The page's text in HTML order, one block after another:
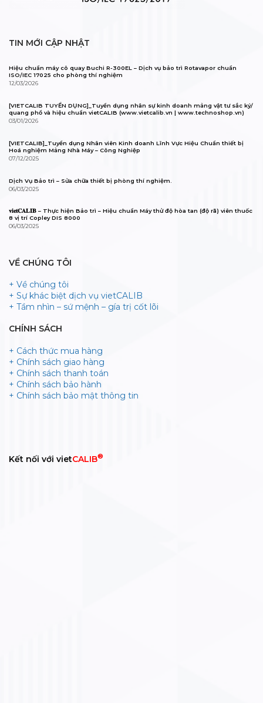
TIN MỚI CẬP NHẬT
Hiệu chuẩn máy cô quay Buchi R-300EL – Dịch vụ bảo trì Rotavapor chuẩn
ISO/IEC 17025 cho phòng thí nghiệm
12/03/2026
[VIETCALIB TUYỂN DỤNG]_Tuyển dụng nhân sự kinh doanh mảng vật tư sắc ký/
quang phổ và hiệu chuẩn vietCALIB (www.vietcalib.vn | www.technoshop.vn)
03/01/2026
[VIETCALIB]_Tuyển dụng Nhân viên Kinh doanh Lĩnh Vực Hiệu Chuẩn thiết bị
Hoá nghiệm Mảng Nhà Máy – Công Nghiệp
07/12/2025
Dịch Vụ Bảo trì – Sửa chữa thiết bị phòng thí nghiệm.
06/03/2025
𝐯𝐢𝐞𝐭𝐂𝐀𝐋𝐈𝐁 – Thực hiện Bảo trì – Hiệu chuẩn Máy thử độ hòa tan (độ rã) viên thuốc
8 vị trí Copley DIS 8000
06/03/2025
VỀ CHÚNG TÔI
+ Về chúng tôi
+ Sự khác biệt dịch vụ vietCALIB
+ Tầm nhìn – sứ mệnh – gía trị cốt lõi
CHÍNH SÁCH
+ Cách thức mua hàng
+ Chính sách giao hàng
+ Chính sách thanh toán
+ Chính sách bảo hành
+ Chính sách bảo mật thông tin
Kết nối với vietCALIB®